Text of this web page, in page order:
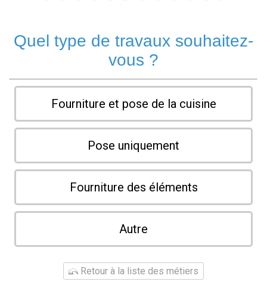
Quel type de travaux souhaitez-
vous ?
Fourniture et pose de la cuisine
Pose uniquement
Fourniture des éléments
Autre
Retour à la liste des métiers